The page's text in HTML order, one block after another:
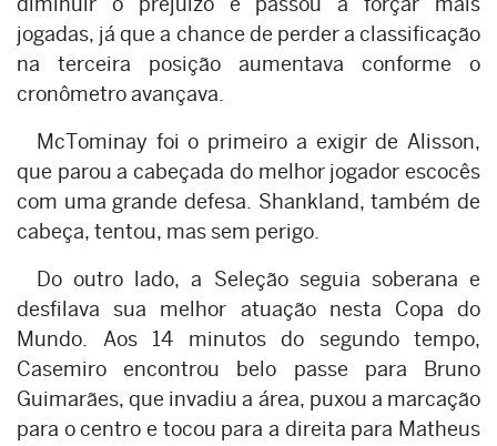
jogadas, já que a chance de perder a classificação
na terceira posição aumentava conforme o
cronômetro avançava.
McTominay foi o primeiro a exigir de Alisson,
que parou a cabeçada do melhor jogador escocês
com uma grande defesa. Shankland, também de
cabeça, tentou, mas sem perigo.
Do outro lado, a Seleção seguia soberana e
desfilava sua melhor atuação nesta Copa do
Mundo. Aos 14 minutos do segundo tempo,
Casemiro encontrou belo passe para Bruno
Guimarães, que invadiu a área, puxou a marcação
para o centro e tocou para a direita para Matheus